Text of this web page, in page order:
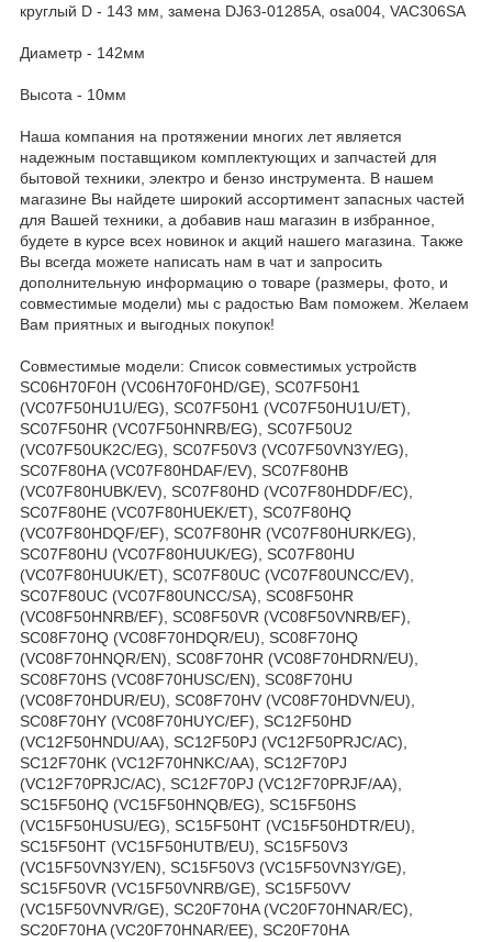
круглый D - 143 мм, замена DJ63-01285A, osa004, VAC306SA
Диаметр - 142мм
Высота - 10мм
Наша компания на протяжении многих лет является
надежным поставщиком комплектующих и запчастей для
бытовой техники, электро и бензо инструмента. В нашем
магазине Вы найдете широкий ассортимент запасных частей
для Вашей техники, а добавив наш магазин в избранное,
будете в курсе всех новинок и акций нашего магазина. Также
Вы всегда можете написать нам в чат и запросить
дополнительную информацию о товаре (размеры, фото, и
совместимые модели) мы с радостью Вам поможем. Желаем
Вам приятных и выгодных покупок!
Совместимые модели: Список совместимых устройств
SC06H70F0H (VC06H70F0HD/GE), SC07F50H1
(VC07F50HU1U/EG), SC07F50H1 (VC07F50HU1U/ET),
SC07F50HR (VC07F50HNRB/EG), SC07F50U2
(VC07F50UK2C/EG), SC07F50V3 (VC07F50VN3Y/EG),
SC07F80HA (VC07F80HDAF/EV), SC07F80HB
(VC07F80HUBK/EV), SC07F80HD (VC07F80HDDF/EC),
SC07F80HE (VC07F80HUEK/ET), SC07F80HQ
(VC07F80HDQF/EF), SC07F80HR (VC07F80HURK/EG),
SC07F80HU (VC07F80HUUK/EG), SC07F80HU
(VC07F80HUUK/ET), SC07F80UC (VC07F80UNCC/EV),
SC07F80UC (VC07F80UNCC/SA), SC08F50HR
(VC08F50HNRB/EF), SC08F50VR (VC08F50VNRB/EF),
SC08F70HQ (VC08F70HDQR/EU), SC08F70HQ
(VC08F70HNQR/EN), SC08F70HR (VC08F70HDRN/EU),
SC08F70HS (VC08F70HUSC/EN), SC08F70HU
(VC08F70HDUR/EU), SC08F70HV (VC08F70HDVN/EU),
SC08F70HY (VC08F70HUYC/EF), SC12F50HD
(VC12F50HNDU/AA), SC12F50PJ (VC12F50PRJC/AC),
SC12F70HK (VC12F70HNKC/AA), SC12F70PJ
(VC12F70PRJC/AC), SC12F70PJ (VC12F70PRJF/AA),
SC15F50HQ (VC15F50HNQB/EG), SC15F50HS
(VC15F50HUSU/EG), SC15F50HT (VC15F50HDTR/EU),
SC15F50HT (VC15F50HUTB/EU), SC15F50V3
(VC15F50VN3Y/EN), SC15F50V3 (VC15F50VN3Y/GE),
SC15F50VR (VC15F50VNRB/GE), SC15F50VV
(VC15F50VNVR/GE), SC20F70HA (VC20F70HNAR/EC),
SC20F70HA (VC20F70HNAR/EE), SC20F70HA